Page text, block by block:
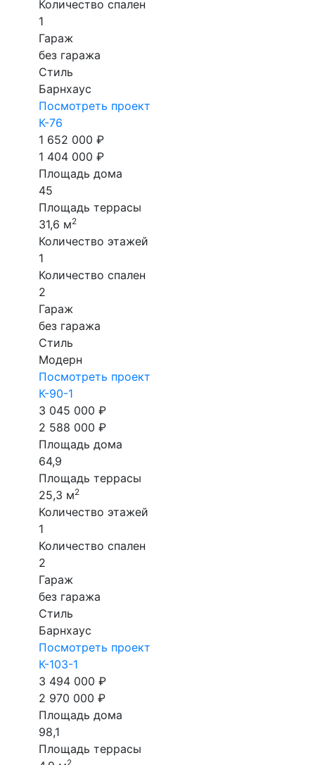
Количество спален
1
Гараж
без гаража
Стиль
Барнхаус
Посмотреть проект
К-76
1 652 000 ₽
1 404 000 ₽
Площадь дома
45
Площадь террасы
31,6 м2
Количество этажей
1
Количество спален
2
Гараж
без гаража
Стиль
Модерн
Посмотреть проект
К-90-1
3 045 000 ₽
2 588 000 ₽
Площадь дома
64,9
Площадь террасы
25,3 м2
Количество этажей
1
Количество спален
2
Гараж
без гаража
Стиль
Барнхаус
Посмотреть проект
К-103-1
3 494 000 ₽
2 970 000 ₽
Площадь дома
98,1
Площадь террасы
2